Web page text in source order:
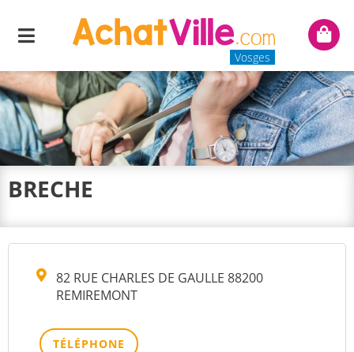
Menu
Vosges
Mon
BRECHE
82 RUE CHARLES DE GAULLE 88200
REMIREMONT
TÉLÉPHONE